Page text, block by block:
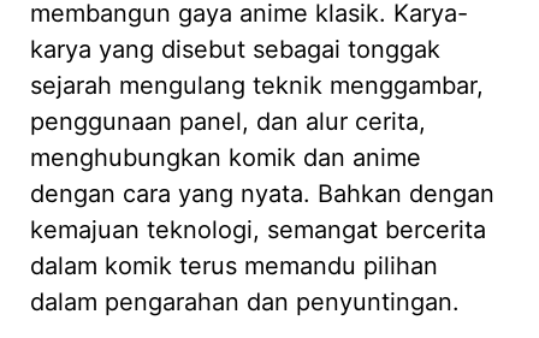
membangun gaya anime klasik. Karya-
karya yang disebut sebagai tonggak
sejarah mengulang teknik menggambar,
penggunaan panel, dan alur cerita,
menghubungkan komik dan anime
dengan cara yang nyata. Bahkan dengan
kemajuan teknologi, semangat bercerita
dalam komik terus memandu pilihan
dalam pengarahan dan penyuntingan.